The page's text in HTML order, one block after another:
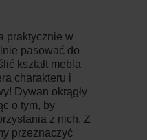
praktycznie w
pasować do
kształt mebla
charakteru i
Dywan okrągły
o tym, by
z nich. Z
przeznaczyć